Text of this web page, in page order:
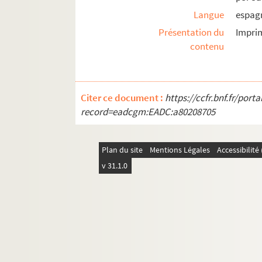
Fol. 311. « Delli fondamenti dello
Fol. 322. « Discurso politico sobre un
Fol. 344. « Discurso que declara lo
29. « La real hazienda de Su Magestad
31. « Las encomiendas de
48. « Medios politicos para el remedio
69. « Discurso que representa quanto
Langue
Présentation du
contenu
Citer ce document : https://ccfr.bnf.fr/
record=eadcgm:EADC:a80208705
Plan du site Mentions Légales
v 31.1.0